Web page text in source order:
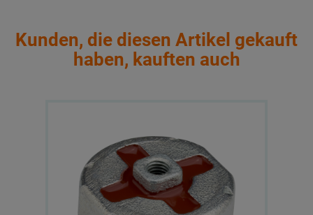
Kunden, die diesen Artikel gekauft
haben, kauften auch